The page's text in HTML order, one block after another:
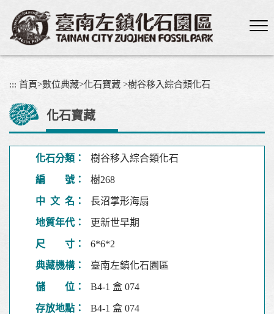
內
::: 首頁>數位典藏>化石寶藏 >樹谷移入綜合類化石
化石寶藏
化石分類： 樹谷移入綜合類化石
編 號： 樹268
中 文 名： 長沼掌形海扇
地質年代： 更新世早期
尺 寸： 6*6*2
典藏機構： 臺南左鎮化石園區
儲 位： B4-1 盒 074
存放地點： B4-1 盒 074